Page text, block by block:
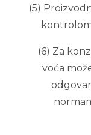
(5)
(6) Za
voća